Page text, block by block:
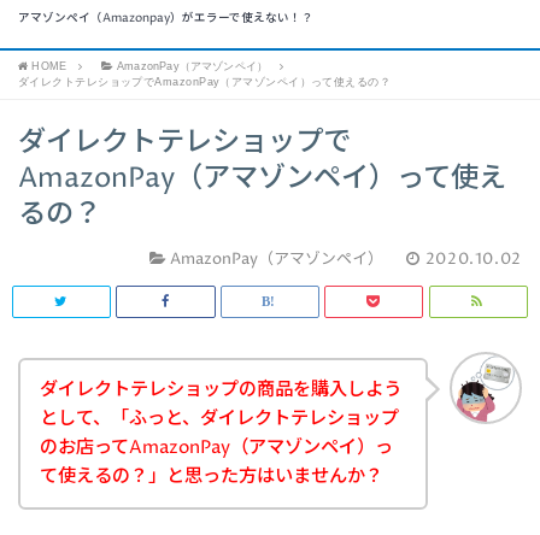
アマゾンペイ（Amazonpay）がエラーで使えない！？
HOME
AmazonPay（アマゾンペイ）
ダイレクトテレショップでAmazonPay（アマゾンペイ）って使えるの？
ダイレクトテレショップで
AmazonPay（アマゾンペイ）って使え
るの？
AmazonPay（アマゾンペイ） 2020.10.02
ダイレクトテレショップの商品を購入しよう
として、「ふっと、ダイレクトテレショップ
のお店ってAmazonPay（アマゾンペイ）っ
て使えるの？」と思った方はいませんか？